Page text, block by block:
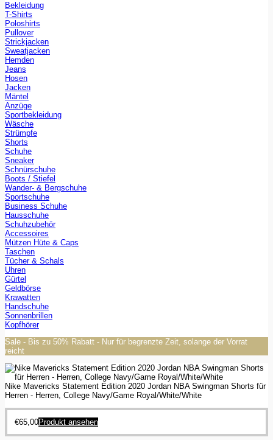
Bekleidung
T-Shirts
Poloshirts
Pullover
Strickjacken
Sweatjacken
Hemden
Jeans
Hosen
Jacken
Mäntel
Anzüge
Sportbekleidung
Wäsche
Strümpfe
Shorts
Schuhe
Sneaker
Schnürschuhe
Boots / Stiefel
Wander- & Bergschuhe
Sportschuhe
Business Schuhe
Hausschuhe
Schuhzubehör
Accessoires
Mützen Hüte & Caps
Taschen
Tücher & Schals
Uhren
Gürtel
Geldbörse
Krawatten
Handschuhe
Sonnenbrillen
Kopfhörer
Sale - Bis zu 50% Rabatt - Nur für begrenzte Zeit, solange der Vorrat
reicht
Nike Mavericks Statement Edition 2020 Jordan NBA Swingman Shorts für
Herren - Herren, College Navy/Game Royal/White/White
€65,00Produkt ansehen